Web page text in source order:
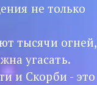
не только
тысячи огней,
угасать.
и Скорби - это